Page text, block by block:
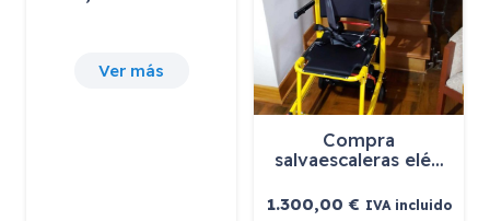
1.300,00€